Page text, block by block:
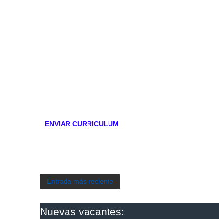
ENVIAR CURRICULUM
Entrada más reciente
Nuevas vacantes: